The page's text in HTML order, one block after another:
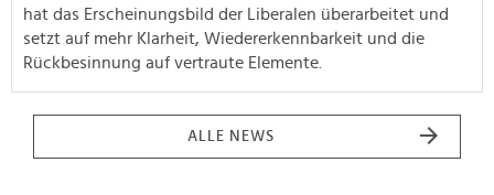
hat das Erscheinungsbild der Liberalen überarbeitet und
setzt auf mehr Klarheit, Wiedererkennbarkeit und die
Rückbesinnung auf vertraute Elemente.
ALLE NEWS